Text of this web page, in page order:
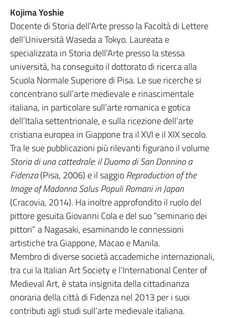
Kojima Yoshie
Docente di Storia dell’Arte presso la Facoltà di Lettere
dell’Università Waseda a Tokyo. Laureata e
specializzata in Storia dell’Arte presso la stessa
università, ha conseguito il dottorato di ricerca alla
Scuola Normale Superiore di Pisa. Le sue ricerche si
concentrano sull’arte medievale e rinascimentale
italiana, in particolare sull’arte romanica e gotica
dell’Italia settentrionale, e sulla ricezione dell’arte
cristiana europea in Giappone tra il XVI e il XIX secolo.
Tra le sue pubblicazioni più rilevanti figurano il volume
Storia di una cattedrale: il Duomo di San Donnino a
Fidenza(Pisa, 2006) e il saggioReproduction of the
Image of Madonna Salus Populi Romani in Japan
(Cracovia, 2014). Ha inoltre approfondito il ruolo del
pittore gesuita Giovanni Cola e del suo “seminario dei
pittori” a Nagasaki, esaminando le connessioni
artistiche tra Giappone, Macao e Manila.
Membro di diverse società accademiche internazionali,
tra cui la Italian Art Society e l’International Center of
Medieval Art, è stata insignita della cittadinanza
onoraria della città di Fidenza nel 2013 per i suoi
contributi agli studi sull’arte medievale italiana.